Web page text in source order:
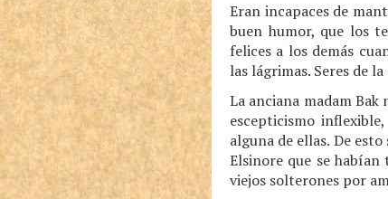
Eran incapaces de
buen humor, que los
felices a los demás
las lágrimas. Seres de
La anciana madam
escepticismo
alguna de ellas. De
Elsinore que se
viejos solterones por